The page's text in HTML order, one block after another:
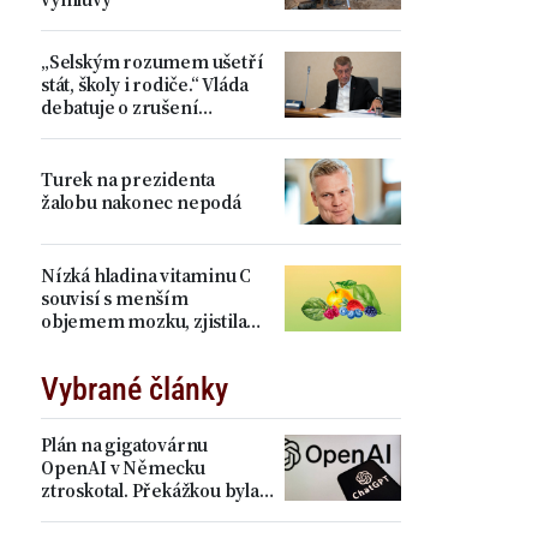
„Selským rozumem ušetří
stát, školy i rodiče.“ Vláda
debatuje o zrušení
Turek na prezidenta
žalobu nakonec nepodá
Nízká hladina vitaminu C
souvisí s menším
objemem mozku, zjistila
Vybrané články
Plán na gigatovárnu
OpenAI v Německu
ztroskotal. Překážkou byla